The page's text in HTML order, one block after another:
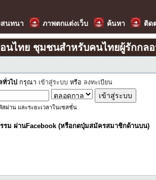
สนทนา ภาพตกแต่งเว็บ ค้นหา ติด
นไทย ชุมชนสำหรับคนไทยผู้รักกล
ทั่วไป กรุณา เข้าสู่ระบบ หรือ ลงทะเบียน
ผ่าน และระยะเวลาในเซสชั่น
รม ผ่านFacebook (หรือกดปุ่มสมัครสมาชิกด้านบน)